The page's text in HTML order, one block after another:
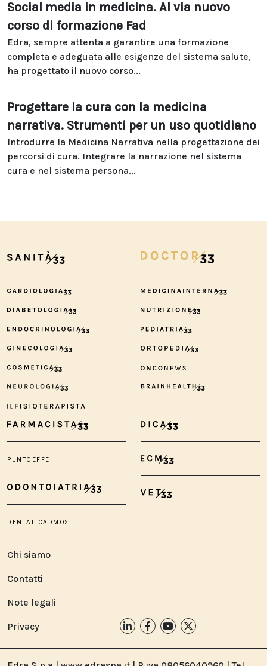
Social media in medicina. Al via nuovo
corso di formazione Fad
Edra, sempre attenta a garantire una formazione
completa e adeguata alle esigenze del sistema salute,
ha progettato il nuovo corso...
Progettare la cura con la medicina
narrativa. Strumenti per un uso quotidiano
Introdurre la Medicina Narrativa nella progettazione dei
percorsi di cura. Integrare la narrazione nel sistema
cura e nel sistema persona...
Chi siamo
Contatti
Note legali
Privacy